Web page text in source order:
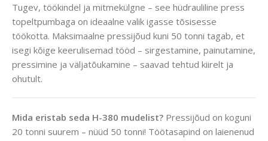
Tugev, töökindel ja mitmekülgne – see hüdrauliline press
topeltpumbaga on ideaalne valik igasse tõsisesse
töökotta. Maksimaalne pressijõud kuni 50 tonni tagab, et
isegi kõige keerulisemad tööd – sirgestamine, painutamine,
pressimine ja väljatõukamine – saavad tehtud kiirelt ja
ohutult.
Mida eristab seda H-380 mudelist? Pressijõud on koguni
20 tonni suurem – nüüd 50 tonni! Töötasapind on laienenud